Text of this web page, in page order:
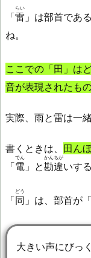
「雷
らい
」は部首であ
ね。
ここでの「田」は
音が表現されたも
実際、雨と雷は一
書くときは、 田ん
「電
でん
」と勘違
かんちが
いす
「同
どう
」は、部首が
大きい声にびっ